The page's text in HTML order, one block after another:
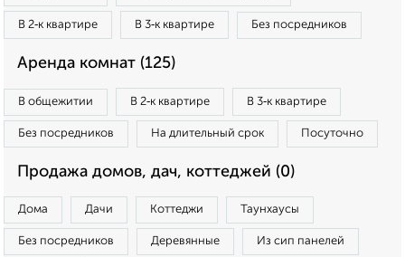
В 2‑к квартире В 3‑к квартире Без посредников
Аренда комнат (125)
В общежитии В 2‑к квартире В 3‑к квартире
Без посредников На длительный срок Посуточно
Продажа домов, дач, коттеджей (0)
Дома Дачи Коттеджи Таунхаусы
Без посредников Деревянные Из сип панелей